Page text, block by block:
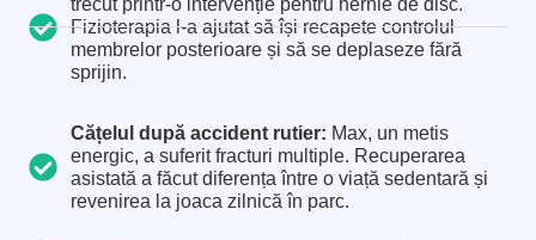
trecut printr-o intervenție pentru hernie de disc.
Fizioterapia l-a ajutat să își recapete controlul
membrelor posterioare și să se deplaseze fără
sprijin.
Cățelul după accident rutier: Max, un metis
energic, a suferit fracturi multiple. Recuperarea
asistată a făcut diferența între o viață sedentară și
revenirea la joaca zilnică în parc.